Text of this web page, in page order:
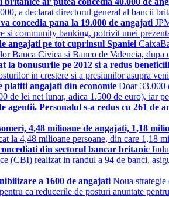
a declarat directorul general al bancii
concedia pana la 19.000 de angajati
si community banking, potrivit unei
angajati pe tot cuprinsul Spaniei
Banca Civica si Banco de Valencia,
la bonusurile pe 2012 si a redus
in crestere si a presiunilor asupra
platiti angajati din economie Doar 33.000
de lei net lunar, adica 1.500 de euro), iar
agentii. Personalul s-a redus cu 261 de
4,48 milioane de angajati, 1,18
la 4,48 milioane persoane, din care
din sectorul bancar britanic
(CBI) realizat in randul a 94 de banci,
a 1600 de angajati Noua
ca reducerile de posturi anuntate